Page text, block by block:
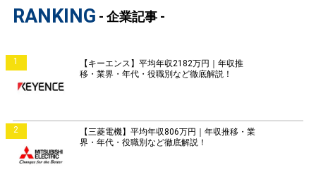
RANKING - 企業記事 -
1
【キーエンス】平均年収2182万円｜年収推
移・業界・年代・役職別など徹底解説！
2
【三菱電機】平均年収806万円｜年収推移・業
界・年代・役職別など徹底解説！